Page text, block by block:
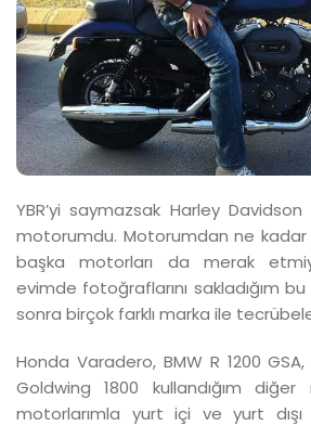
YBR’yi saymazsak Harley
motorumdu. Motorumdan ne
başka motorları da merak
evimde fotoğraflarını sakladığım
sonra birçok farklı marka ile
Honda Varadero, BMW R 1200
Goldwing 1800 kullandığım diğer
motorlarımla yurt içi ve yurt